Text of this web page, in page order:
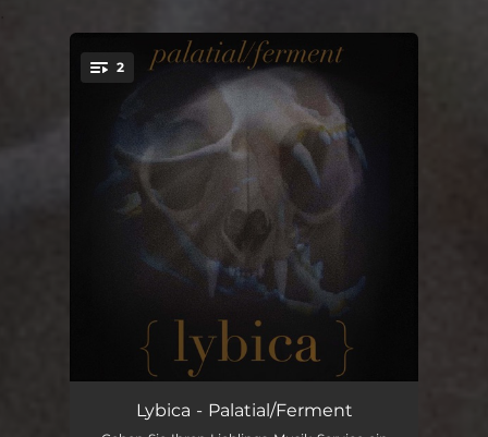
You're all set!
2
PalatialLybica - Palatial/Ferment